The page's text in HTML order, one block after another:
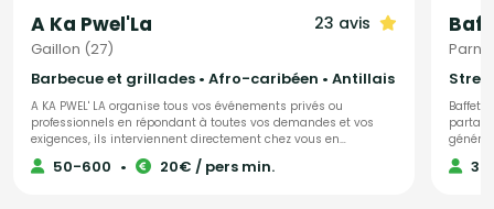
A Ka Pwel'La 23 avis
Gaillon (27)
Barbecue et grillades • Afro-caribéen • Antillais
A KA PWEL' LA organise tous vos événements privés ou
professionnels en répondant à toutes vos demandes et vos
exigences, ils interviennent directement chez vous en
préparant les plats dont tous les produits sont frais et antillais.
Tout est personnalisable et ajustable selon vos envies.
50-600 • 20€ / pers min.
génération
invités
traiteur